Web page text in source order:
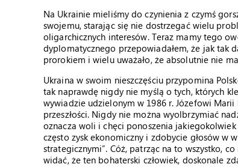
Na Ukrainie mieliśmy do czynienia z czymś
swojemu, starając się nie dostrzegać wielu
oligarchicznych interesów. Teraz mamy tego
dyplomatycznego przepowiadałem, że jak tak
prorokiem i wielu uważało, że absolutnie nie
Ukraina w swoim nieszczęściu przypomina
tak naprawdę nigdy nie myślą o tych, których
wywiadzie udzielonym w 1986 r. Józefowi
przeszłości. Nigdy nie można wyolbrzymiać
oznacza woli i chęci ponoszenia
często zysk ekonomiczny i zdobycie głosów w
strategicznymi”. Cóż, patrząc na to wszystko,
widać, że ten bohaterski człowiek, doskonale